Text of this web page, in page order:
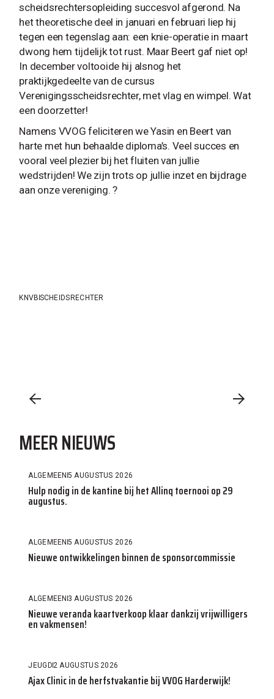
scheidsrechtersopleiding succesvol afgerond. Na
het theoretische deel in januari en februari liep hij
tegen een tegenslag aan: een knie-operatie in maart
dwong hem tijdelijk tot rust. Maar Beert gaf niet op!
In december voltooide hij alsnog het
praktijkgedeelte van de cursus
Verenigingsscheidsrechter, met vlag en wimpel. Wat
een doorzetter!
Namens VVOG feliciteren we Yasin en Beert van
harte met hun behaalde diploma’s. Veel succes en
vooral veel plezier bij het fluiten van jullie
wedstrijden! We zijn trots op jullie inzet en bijdrage
aan onze vereniging. ?
KNVB SCHEIDSRECHTER
MEER NIEUWS
ALGEMEEN5 AUGUSTUS 2026
Hulp nodig in de kantine bij het Allinq toernooi op 29
augustus.
ALGEMEEN5 AUGUSTUS 2026
Nieuwe ontwikkelingen binnen de sponsorcommissie
ALGEMEEN3 AUGUSTUS 2026
Nieuwe veranda kaartverkoop klaar dankzij vrijwilligers
en vakmensen!
JEUGD2 AUGUSTUS 2026
Ajax Clinic in de herfstvakantie bij VVOG Harderwijk!